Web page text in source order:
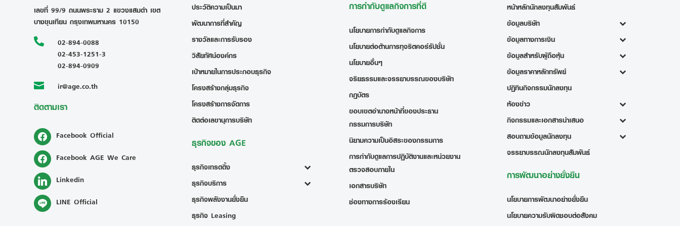
เลขที่ 99/9 ถนนพระราม 2 แขวงแสมดำ เขต
บางขุนเทียน กรุงเทพมหานคร 10150

02-894-0088
02-453-1251-3
02-894-0909
 ir@age.co.th
ติดตามเรา
Facebook Official
Facebook AGE We Care
Linkedin
LINE Official
ประวัติความเป็นมา
พัฒนาการที่สำคัญ
รางวัลและการรับรอง
วิสัยทัศน์องค์กร
เป้าหมายในการประกอบธุรกิจ
โครงสร้างกลุ่มธุรกิจ
โครงสร้างการจัดการ
ติดต่อเลขานุการบริษัท
ธุรกิจของ AGE
ธุรกิจเทรดดิ้ง
ธุรกิจบริการ
ธุรกิจพลังงานยั่งยืน
ธุรกิจ Leasing
การกำกับดูแลกิจการที่ดี
นโยบายการกำกับดูแลกิจการ
นโยบายต่อต้านการทุจริตคอร์รัปชั่น
นโยบายอื่นๆ
จริยธรรมและจรรยาบรรณของบริษัท
กฎบัตร
ขอบเขตอำนาจหน้าที่ของประธาน
กรรมการบริษัท
นิยามความเป็นอิสระของกรรมการ
การกำกับดูแลการปฏิบัติงานและหน่วยงาน
ตรวจสอบภายใน
เอกสารบริษัท
ช่องทางการร้องเรียน
หน้าหลักนักลงทุนสัมพันธ์
ข้อมูลบริษัท
ข้อมูลทางการเงิน
ข้อมูลสำหรับผู้ถือหุ้น
ข้อมูลราคาหลักทรัพย์
ปฏิทินกิจกรรมนักลงทุน
ห้องข่าว
กิจกรรมและเอกสารนำเสนอ
สอบถามข้อมูลนักลงทุน
จรรยาบรรณนักลงทุนสัมพันธ์
การพัฒนาอย่างยั่งยืน
นโยบายการพัฒนาอย่างยั่งยืน
นโยบายความรับผิดชอบต่อสังคม